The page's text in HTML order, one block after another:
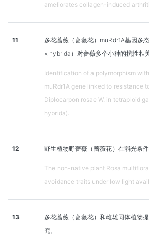
ameliorates collagen-induced
11
多花蔷薇（蔷薇花）muRdr1A基因多
× hybrida）对蔷薇多个小种的抗性相关
Identification of a polymorphism
muRdr1A gene linked to resistance
Diplocarpon rosae W. in tetraploid
hybrida).
12 野生植物野蔷薇（蔷薇花）在弱光条件
The non-native plant Rosa
avoidance traits under low light
13
多花蔷薇（蔷薇花）和雌雄同体植物
究。